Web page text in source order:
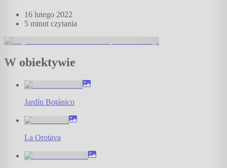
16 lutego 2022
5 minut czytania
W obiektywie
Jardín Botánico
La Orotava